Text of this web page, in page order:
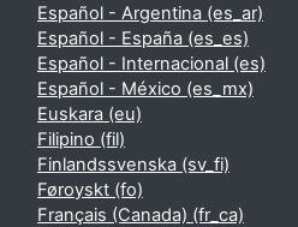
Español - Argentina ‎(es_ar)‎
Español - España ‎(es_es)‎
Español - Internacional ‎(es)‎
Español - México ‎(es_mx)‎
Euskara ‎(eu)‎
Filipino ‎(fil)‎
Finlandssvenska ‎(sv_fi)‎
Føroyskt ‎(fo)‎
Français (Canada) ‎(fr_ca)‎